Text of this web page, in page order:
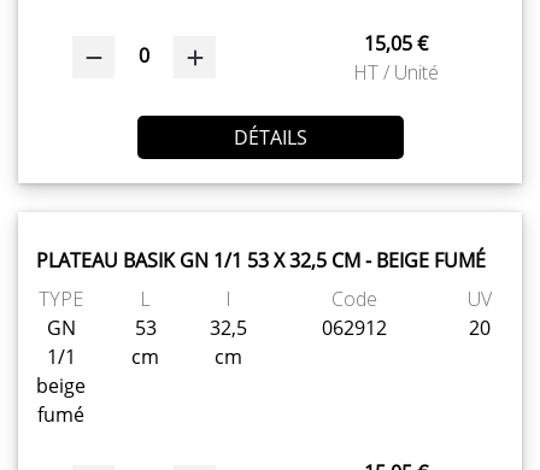
0
15,05 €
HT / Unité
DÉTAILS
PLATEAU BASIK GN 1/1 53 X 32,5 CM - BEIGE FUMÉ
TYPE
GN
1/1
beige
fumé
L
53
cm
l
32,5
cm
Code
062912
UV
20